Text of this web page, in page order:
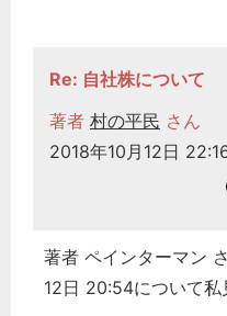
Re: 自社株について
著者 村の平民 さん
2018年10月12日
著者 ペインターマン
12日 20:54について私